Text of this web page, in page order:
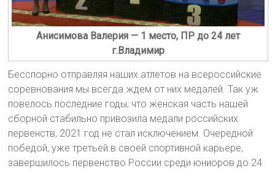
Анисимова Валерия — 1 место, ПР до 24 лет
г.Владимир
Бесспорно отправляя наших атлетов на всероссийские
соревнования мы всегда ждем от них медалей. Так уж
повелось последние годы, что женская часть нашей
сборной стабильно привозила медали российских
первенств, 2021 год не стал исключением. Очередной
победой, уже третьей в своей спортивной карьере,
завершилось первенство России среди юниоров до 24